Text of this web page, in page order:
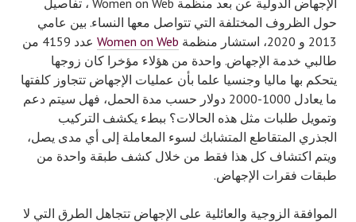
حول الظروف المختلفة التي تتواصل معها النساء. بين عامي
2013 و 2020، استشار منظمة
Women on Web
عدد 4159 من
طالبي خدمة الإجهاض. واحدة من هؤلاء مؤخرا كان زوجها
يتحكم بها ماليا وجنسيا علما بأن عمليات الإجهاض تتجاوز كلفتها
ما يعادل 1000-2000 دولار حسب مدة الحمل، فهل سيتم دعم
وتمويل طلبات مثل هذه الحالات؟ ببطء يكشف التركيب
الجذري المتقاطع المتشابك لسوء المعاملة إلى أي مدى يصل،
ويتم اكتشاف كل هذا فقط من خلال كشف طبقة واحدة من
طبقات فقرات الإجهاض.
الموافقة الزوجية والعائلية على الإجهاض تتجاهل الطرق التي لا